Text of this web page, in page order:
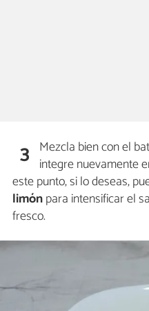
3 Mezcla bien con el
integre nuevamente
este punto, si lo deseas,
limónpara intensificar el
fresco.